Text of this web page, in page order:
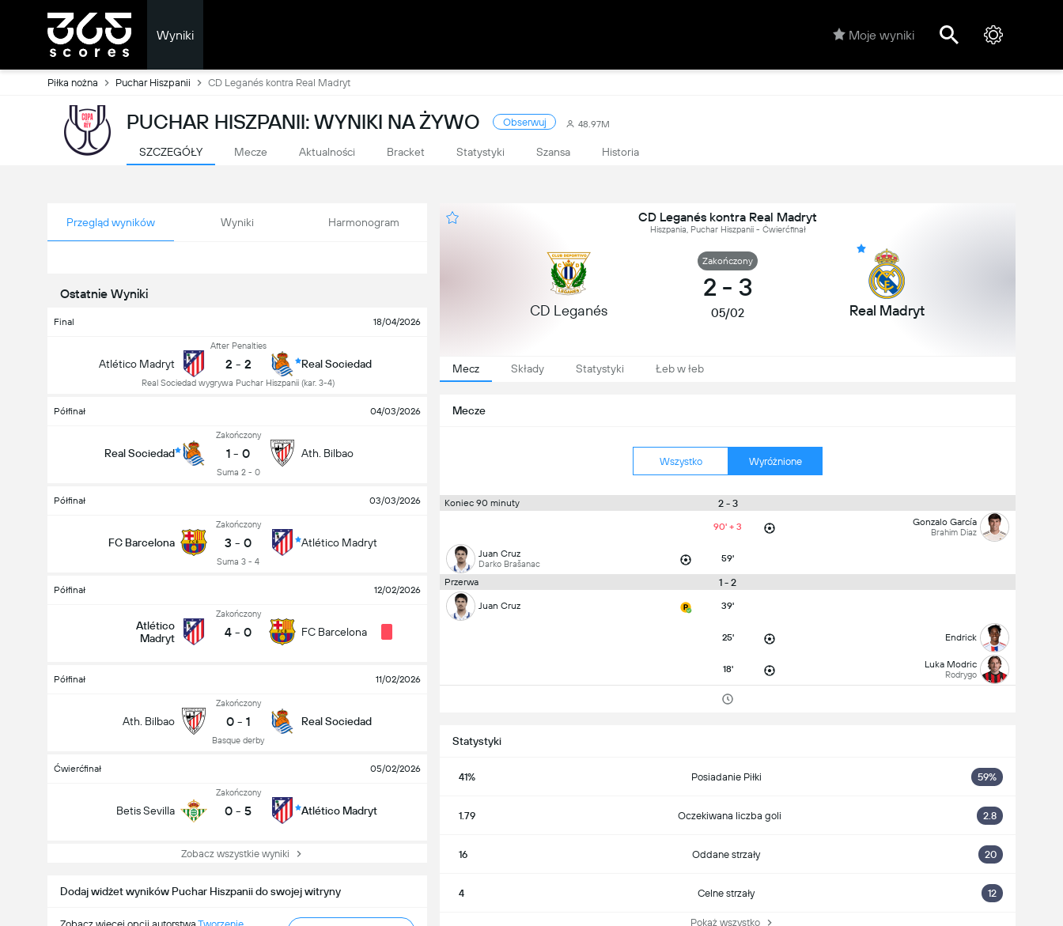
Wyniki Moje wyniki
Piłka nożna Puchar Hiszpanii CD Leganés kontra Real Madryt
PUCHAR HISZPANII: WYNIKI NA ŻYWO Obserwuj 48.97M
SZCZEGÓŁY Mecze Aktualności Bracket Statystyki Szansa Historia
Przegląd wyników Wyniki Harmonogram
Ostatnie Wyniki
Final 18/04/2026
Atlético Madryt
After Penalties
2 - 2
Real Sociedad wygrywa Puchar Hiszpanii (kar. 3-4)
Real Sociedad
Półfinał 04/03/2026
Real Sociedad
Zakończony
1 - 0
Suma 2 - 0
Ath. Bilbao
Półfinał 03/03/2026
FC Barcelona
Zakończony
3 - 0
Suma 3 - 4
Atlético Madryt
Półfinał 12/02/2026
Atlético
Madryt
Zakończony
4 - 0 FC Barcelona
Półfinał 11/02/2026
Ath. Bilbao
Zakończony
0 - 1
Basque derby
Real Sociedad
Ćwierćfinał 05/02/2026
Betis Sevilla
Zakończony
0 - 5 Atlético Madryt
Zobacz wszystkie wyniki
Dodaj widżet wyników Puchar Hiszpanii do swojej witryny
CD Leganés kontra Real Madryt
Hiszpania, Puchar Hiszpanii - Ćwierćfinał
CD Leganés
Zakończony
2 - 3
05/02 Real Madryt
Mecz Składy Statystyki Łeb w łeb
Mecze
Wszystko Wyróżnione
Koniec 90 minuty 2 - 3
90' + 3 Gonzalo García
Brahim Diaz
Juan Cruz
Darko Brašanac 59'
Przerwa 1 - 2
Juan Cruz 39'
25' Endrick
18' Luka Modric
Rodrygo
Statystyki
41% Posiadanie Piłki 59%
1.79 Oczekiwana liczba goli 2.8
16 Oddane strzały 20
4 Celne strzały 12
Pokaż wszystko